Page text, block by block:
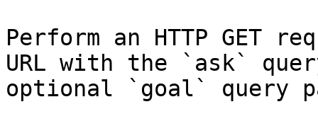
Perform an HTTP GET
URL with the `ask`
optional `goal` query